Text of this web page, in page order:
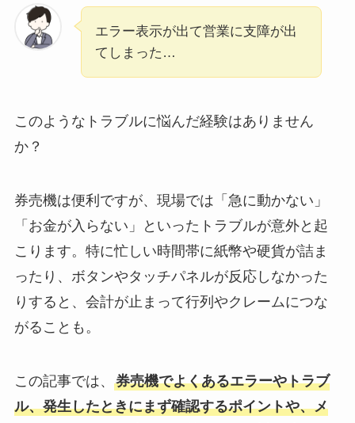
エラー表示が出て営業に支障が出
てしまった…
このようなトラブルに悩んだ経験はありません
か？
券売機は便利ですが、現場では「急に動かない」
「お金が入らない」といったトラブルが意外と起
こります。特に忙しい時間帯に紙幣や硬貨が詰ま
ったり、ボタンやタッチパネルが反応しなかった
りすると、会計が止まって行列やクレームにつな
がることも。
この記事では、 券売機でよくあるエラーやトラブ
ル、発生したときにまず確認するポイントや、メ